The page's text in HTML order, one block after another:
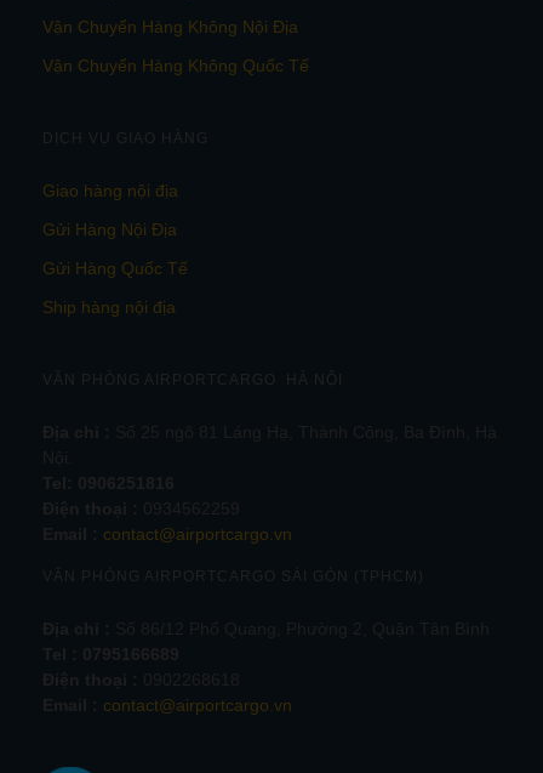
Vận Chuyển Hàng Không Nội Địa
Vận Chuyển Hàng Không Quốc Tế
DỊCH VỤ GIAO HÀNG
Giao hàng nội địa
Gửi Hàng Nội Địa
Gửi Hàng Quốc Tế
Ship hàng nội địa
VĂN PHÒNG AIRPORTCARGO HÀ NỘI
contact@airportcargo.vn
VĂN PHÒNG AIRPORTCARGO SÀI GÒN (TPHCM)
contact@airportcargo.vn